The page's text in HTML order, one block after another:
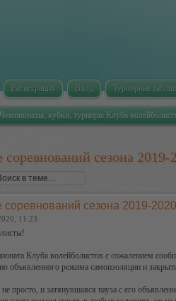
Регистрация Вход Турнирная
Чемпионаты, кубки, турниры Клуба
сезона 2019-
сезона 2019-
11:23
Клуба волейболистов с сожалением
объявленного режима самоизоляции и
просто, и затянувшаяся пауза с его